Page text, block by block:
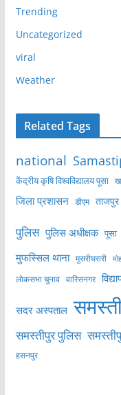
Trending
Uncategorized
viral
Weather
Related Tags
national
केंद्रीय कृषि विश्वविद्यालय पूसा
जिला प्रशासन डीएम ताजपुर
पुलिस पुलिस अधीक्षक पूसा
मुफस्सिल थाना मुसरीघरारी
लोकसभा चुनाव वारिसनगर
सदर अस्पताल
समस्तीपुर पुलिस
हसनपुर